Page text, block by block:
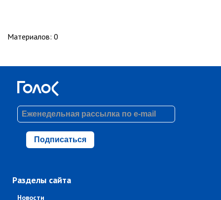
Материалов: 0
Подписаться
Разделы сайта
Новости